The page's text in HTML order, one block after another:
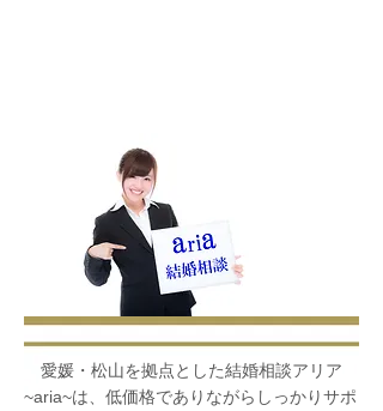
愛媛・松山を拠点とした結婚相談アリア
~aria~は、低価格でありながらしっかりサポ